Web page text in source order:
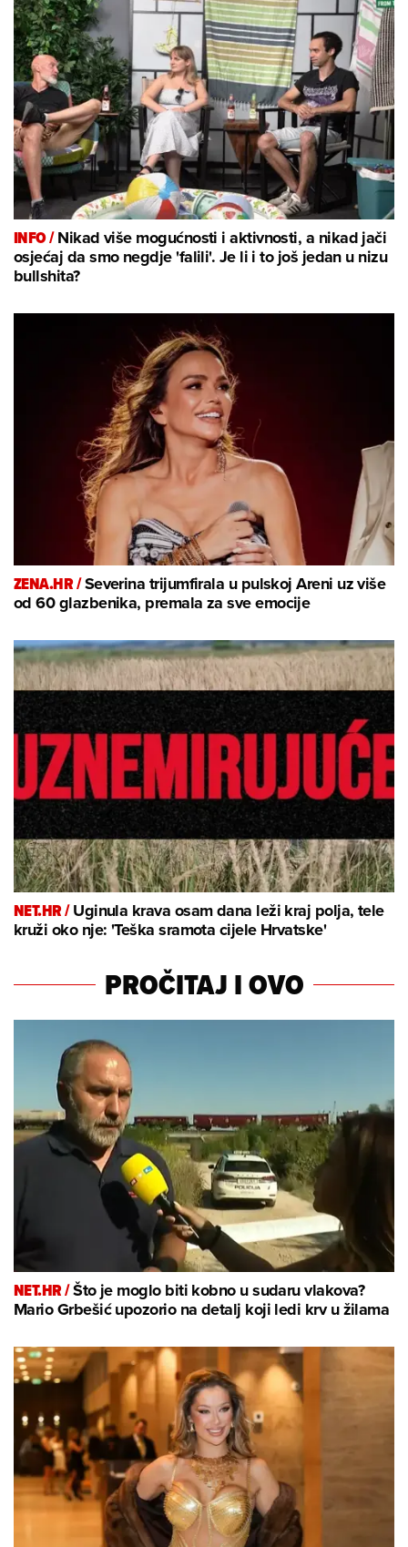
INFO /Nikad više mogućnosti i aktivnosti, a nikad jači
osjećaj da smo negdje 'falili'. Je li i to još jedan u nizu
bullshita?
ZENA.HR /Severina trijumfirala u pulskoj Areni uz više
od 60 glazbenika, premala za sve emocije
NET.HR /Uginula krava osam dana leži kraj polja, tele
kruži oko nje: 'Teška sramota cijele Hrvatske'
PROČITAJ I OVO
NET.HR /Što je moglo biti kobno u sudaru vlakova?
Mario Grbešić upozorio na detalj koji ledi krv u žilama